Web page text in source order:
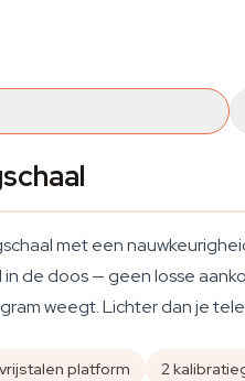
met een
de doos — geen losse
weegt. Lichter dan je
platform 2